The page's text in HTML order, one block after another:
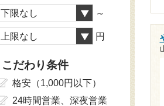
下限なし ～
上限なし 円
こだわり条件
格安（1,000円以下）
24時間営業、深夜営業